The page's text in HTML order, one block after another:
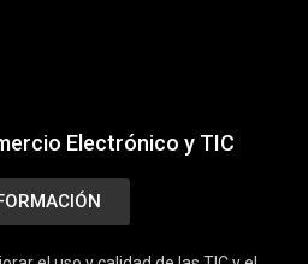
Electrónico y TIC